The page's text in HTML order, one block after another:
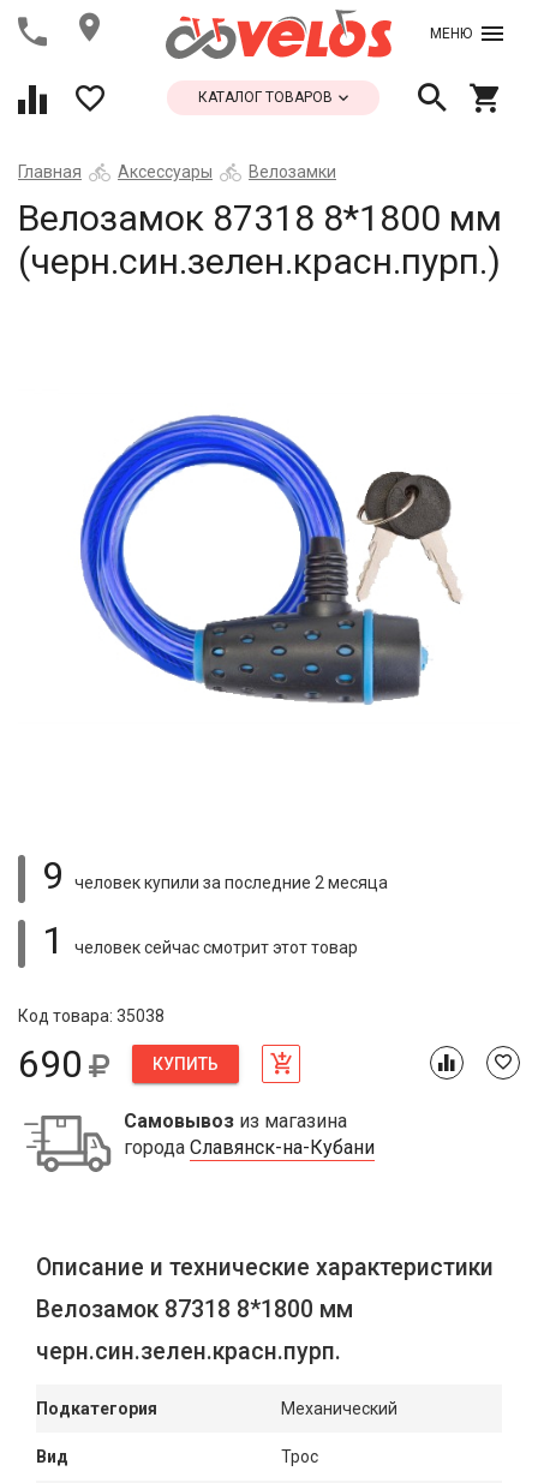
МЕНЮ
КАТАЛОГ ТОВАРОВ
Главная Аксессуары Велозамки
Велозамок 87318 8*1800 мм
(черн.син.зелен.красн.пурп.)
9 человек купили за последние 2 месяца
1 человек сейчас смотритэтот товар
Код товара: 35038
690 КУПИТЬ
Самовывоз из магазина
города Славянск-на-Кубани
Описание и технические характеристики
Велозамок 87318 8*1800 мм
черн.син.зелен.красн.пурп.
Подкатегория Механический
Вид Трос